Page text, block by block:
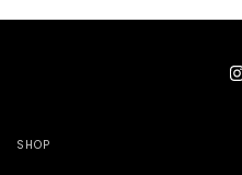
SHOP